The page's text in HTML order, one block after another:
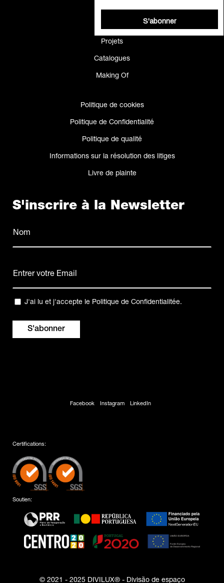
Projets
Catalogues
Making Of
Politique de cookies
Politique de Confidentialité
Politique de qualité
Informations sur la résolution des litiges
Livre de plainte
S'inscrire à la Newsletter
mail
Confidentialité
J'ai lu et j'accepte le Politique de Confidentialitée.
Certifications:
Soutien:
© 2021 - 2025 DIVILUX® - Divisão de espaço
Facebook Instagram LinkedIn
S'abonner